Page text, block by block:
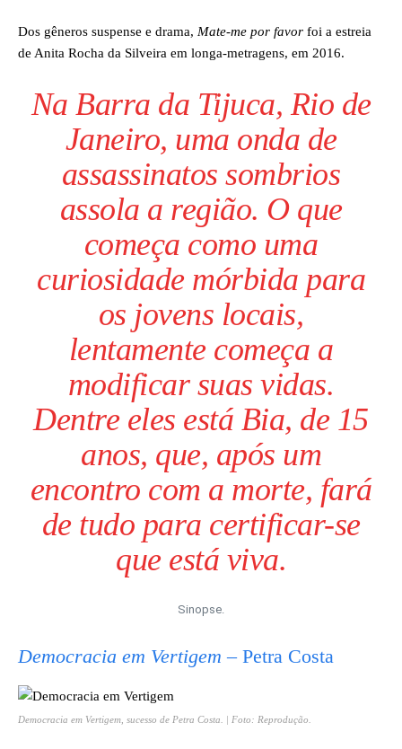
Dos gêneros suspense e drama, Mate-me por favor foi a estreia
de Anita Rocha da Silveira em longa-metragens, em 2016.
Na Barra da Tijuca, Rio de
Janeiro, uma onda de
assassinatos sombrios
assola a região. O que
começa como uma
curiosidade mórbida para
os jovens locais,
lentamente começa a
modificar suas vidas.
Dentre eles está Bia, de 15
anos, que, após um
encontro com a morte, fará
de tudo para certificar-se
que está viva.
Sinopse.
Democracia em Vertigem– Petra Costa
Democracia em Vertigem , sucesso de Petra Costa. | Foto: Reprodução.